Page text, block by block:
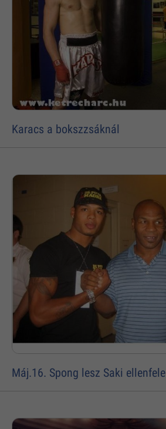
Karacs a bokszzsáknál
Máj.16. Spong lesz Saki ellenfele